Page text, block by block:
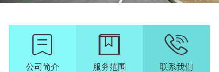
公司简介 服务范围 联系我们